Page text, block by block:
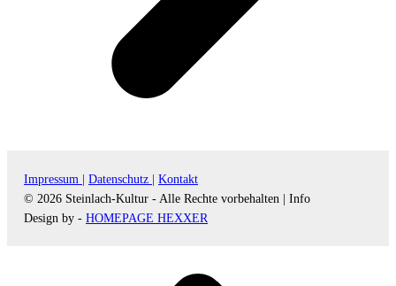
Impressum | Datenschutz |
Kontakt
© 2026 Steinlach-Kultur - Alle Rechte vorbehalten |
Info
Design by - HOMEPAGE HEXXER